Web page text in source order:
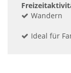
Wandern
Ideal für